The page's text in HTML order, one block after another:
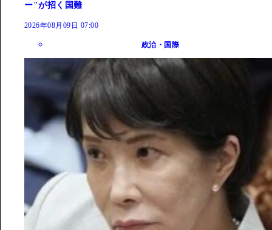
ー"が招く国難
2026年08月09日 07:00
政治・国際